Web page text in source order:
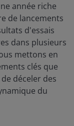
année riche
de lancements
d'essais
dans plusieurs
mettons en
clés que
déceler des
du